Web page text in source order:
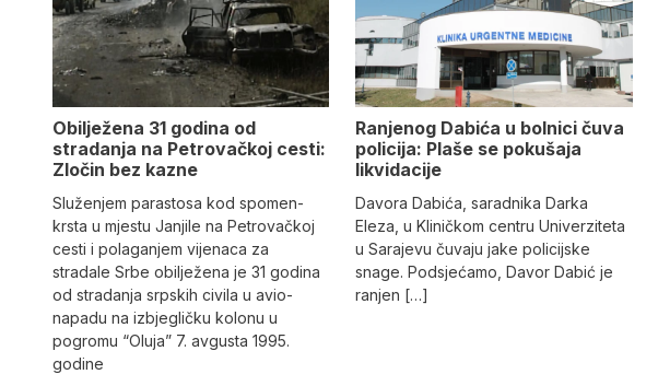
Obilježena 31 godina od
stradanja na Petrovačkoj cesti:
Zločin bez kazne
Služenjem parastosa kod spomen-
krsta u mjestu Janjile na Petrovačkoj
cesti i polaganjem vijenaca za
stradale Srbe obilježena je 31 godina
od stradanja srpskih civila u avio-
napadu na izbjegličku kolonu u
pogromu “Oluja” 7. avgusta 1995.
godine
Ranjenog Dabića u bolnici čuva
policija: Plaše se pokušaja
likvidacije
Davora Dabića, saradnika Darka
Eleza, u Kliničkom centru Univerziteta
u Sarajevu čuvaju jake policijske
snage. Podsjećamo, Davor Dabić je
ranjen […]